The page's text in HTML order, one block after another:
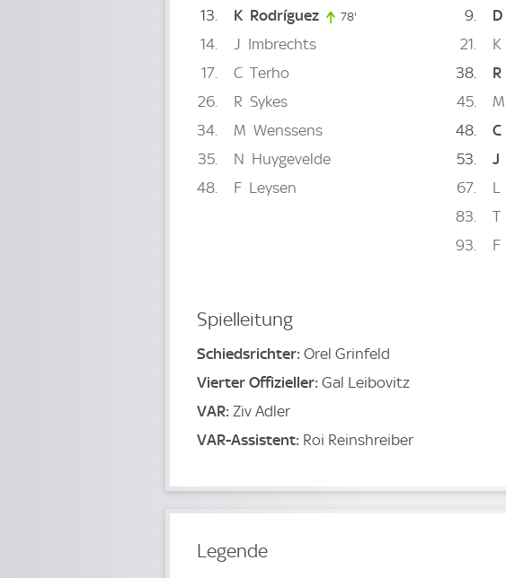
13
K Rodríguez 78'
14 J Imbrechts
17
C Terho
26
R Sykes
34
M Wenssens
35
N Huygevelde
48
F Leysen
9
D
21 K
38
R
45 M
48
C
53 J
67 L
83
T
93
F
Spielleitung
Schiedsrichter: Orel Grinfeld
Vierter Offizieller: Gal Leibovitz
VAR: Ziv Adler
VAR-Assistent: Roi Reinshreiber
Legende